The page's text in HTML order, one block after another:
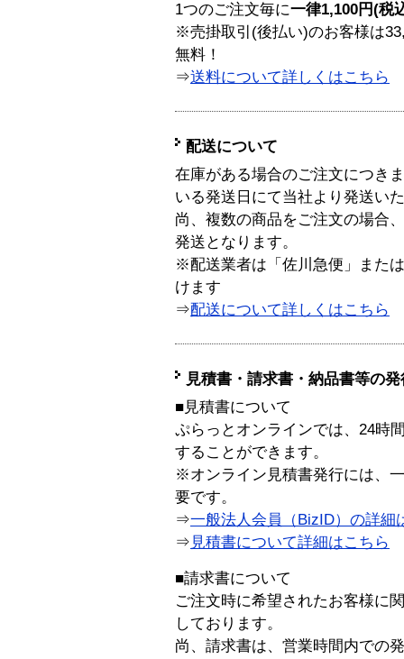
1つのご注文毎に一律1,100円(税
※売掛取引(後払い)のお客様は
無料！
⇒送料について詳しくはこちら
配送について
在庫がある場合のご注文につき
いる発送日にて当社より発送い
尚、複数の商品をご注文の場合
発送となります。
※配送業者は「佐川急便」また
けます
⇒配送について詳しくはこちら
見積書・請求書・納品書等の
■見積書について
ぷらっとオンラインでは、24時
することができます。
※オンライン見積書発行には、
要です。
⇒一般法人会員（BizID）の詳細
⇒ 見積書について詳細はこちら
■請求書について
ご注文時に希望されたお客様に
しております。
尚、請求書は、営業時間内での